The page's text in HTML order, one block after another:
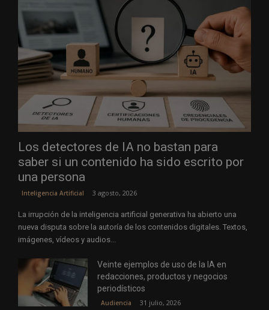
Los detectores de IA no bastan para
saber si un contenido ha sido escrito por
una persona
Inteligencia Artificial 3 agosto, 2026
La irrupción de la inteligencia artificial generativa ha abierto una
nueva disputa sobre la autoría de los contenidos digitales. Textos,
imágenes, vídeos y audios...
Veinte ejemplos de uso de la IA en
redacciones, productos y negocios
periodísticos
Audiencia 31 julio, 2026